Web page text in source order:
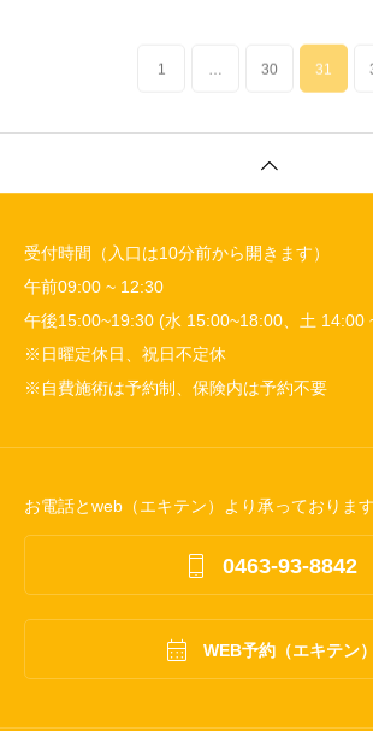
1 30 31
受付時間（入口は10分前から開きます）
午前09:00 ~ 12:30
午後15:00~19:30 (水 15:00~18:00、土 14:00
※日曜定休日、祝日不定休
※自費施術は予約制、保険内は予約不要
お電話とweb（エキテン）より承っております
 0463-93-8842
 WEB予約（エキテン）